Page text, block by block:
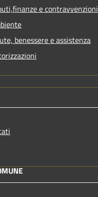
e contravvenzioni
benessere e assistenza